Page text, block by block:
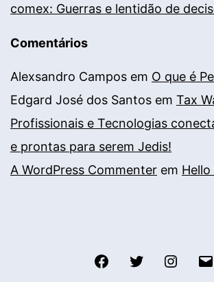
comex: Guerras e lentidão de
Comentários
Alexsandro Campos em O que é
Edgard José dos Santos em Tax
Profissionais e Tecnologias
e prontas para serem Jedis!
A WordPress Commenter em
FacebookTwitter